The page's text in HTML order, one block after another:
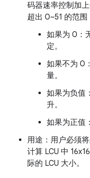
码器速率控制加
超出 0~51 的范围
如果为 0：
定。
如果不为 0
量。
如果为负值
升。
如果为正值
用途：用户必须
计算 LCU 中
际的 LCU 大小。